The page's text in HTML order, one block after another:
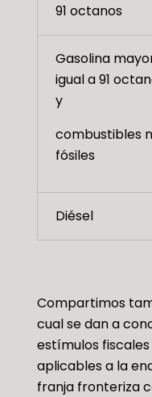
91 octanos
Gasolina
igual a 91
y
combustibles
fósiles
Diésel
Compartimos
cual se dan a
estímulos fiscales
aplicables a la
franja fronteriza